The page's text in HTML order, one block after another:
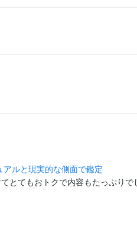
ルと現実的な側面で鑑定
とてもおトクで内容もたっぷりで